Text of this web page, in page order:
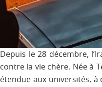
Depuis le 28 décembre,
contre la vie chère. Née à
étendue aux universités, à